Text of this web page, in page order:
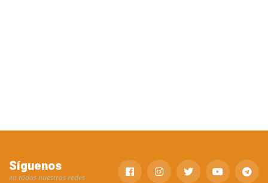
Síguenos
en todas nuestras redes